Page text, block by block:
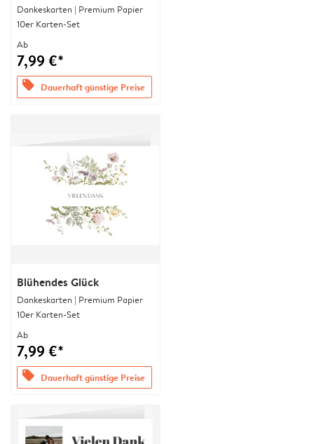
Dankeskarten | Premium Papier
10er Karten-Set
Ab
7,99 €*
offers Dauerhaft günstige Preise
Blühendes Glück
Dankeskarten | Premium Papier
10er Karten-Set
Ab
7,99 €*
offers Dauerhaft günstige Preise